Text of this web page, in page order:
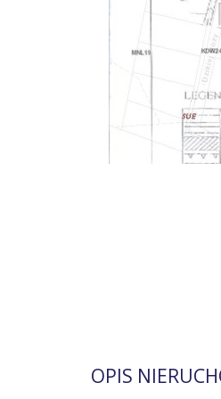
OPIS